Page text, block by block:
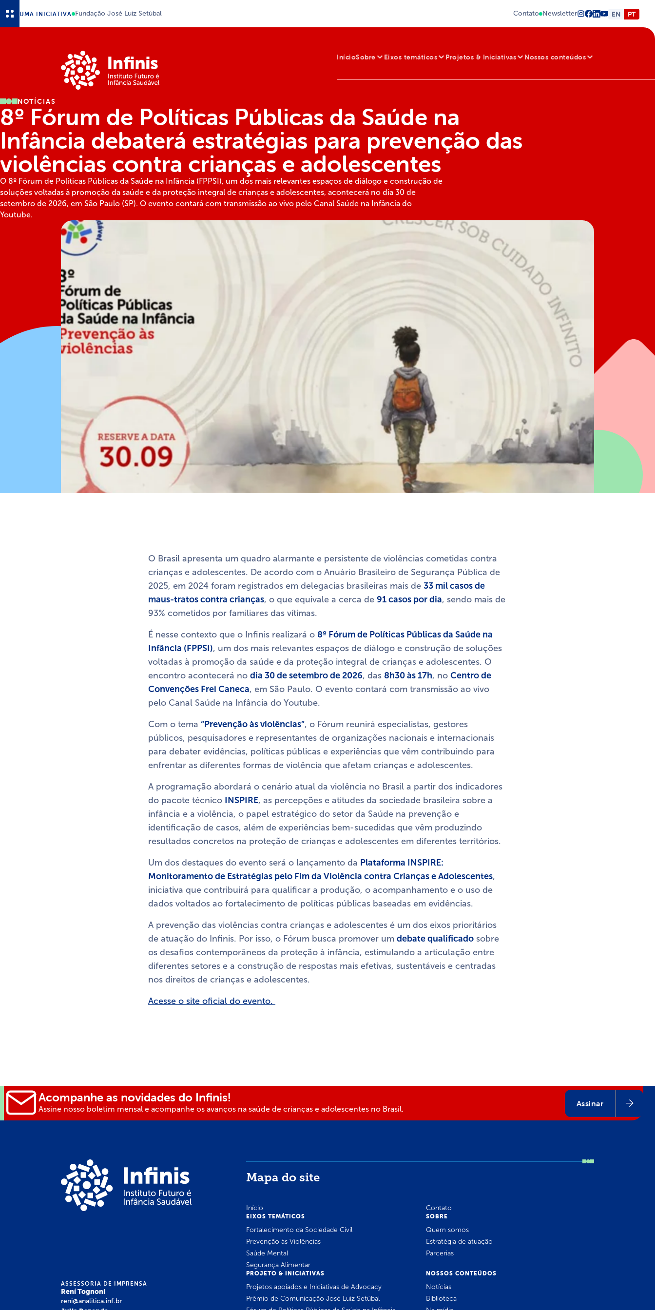
UMA INICIATIVA Fundação José Luiz Setúbal Contato Newsletter EN PT
InícioSobre Eixos temáticos Projetos & Iniciativas Nossos conteúdos
NOTÍCIAS
8º Fórum de Políticas Públicas da Saúde na
Infância debaterá estratégias para prevenção das
violências contra crianças e adolescentes
O 8º Fórum de Políticas Públicas da Saúde na Infância (FPPSI), um dos mais relevantes espaços de diálogo e construção de
soluções voltadas à promoção da saúde e da proteção integral de crianças e adolescentes, acontecerá no dia 30 de
setembro de 2026, em São Paulo (SP). O evento contará com transmissão ao vivo pelo Canal Saúde na Infância do
Youtube.
O Brasil apresenta um quadro alarmante e persistente de violências cometidas contra
crianças e adolescentes. De acordo com o Anuário Brasileiro de Segurança Pública de
2025, em 2024 foram registrados em delegacias brasileiras mais de 33 mil casos de
maus-tratos contra crianças, o que equivale a cerca de 91 casos por dia, sendo mais de
93% cometidos por familiares das vítimas.
É nesse contexto que o Infinis realizará o 8º Fórum de Políticas Públicas da Saúde na
Infância (FPPSI), um dos mais relevantes espaços de diálogo e construção de soluções
voltadas à promoção da saúde e da proteção integral de crianças e adolescentes. O
encontro acontecerá no dia 30 de setembro de 2026, das 8h30 às 17h, no Centro de
Convenções Frei Caneca, em São Paulo. O evento contará com transmissão ao vivo
pelo Canal Saúde na Infância do Youtube.
Com o tema “Prevenção às violências”, o Fórum reunirá especialistas, gestores
públicos, pesquisadores e representantes de organizações nacionais e internacionais
para debater evidências, políticas públicas e experiências que vêm contribuindo para
enfrentar as diferentes formas de violência que afetam crianças e adolescentes.
A programação abordará o cenário atual da violência no Brasil a partir dos indicadores
do pacote técnico
INSPIRE, as percepções e atitudes da sociedade brasileira sobre a
infância e a violência, o papel estratégico do setor da Saúde na prevenção e
identificação de casos, além de experiências bem-sucedidas que vêm produzindo
resultados concretos na proteção de crianças e adolescentes em diferentes territórios.
Um dos destaques do evento será o lançamento da Plataforma INSPIRE:
Monitoramento de Estratégias pelo Fim da Violência contra Crianças e Adolescentes,
iniciativa que contribuirá para qualificar a produção, o acompanhamento e o uso de
dados voltados ao fortalecimento de políticas públicas baseadas em evidências.
A prevenção das violências contra crianças e adolescentes é um dos eixos prioritários
de atuação do Infinis. Por isso, o Fórum busca promover um debate qualificado sobre
os desafios contemporâneos da proteção à infância, estimulando a articulação entre
diferentes setores e a construção de respostas mais efetivas, sustentáveis e centradas
nos direitos de crianças e adolescentes.
Acesse o site oficial do evento.
Acompanhe as novidades do Infinis!
Assine nosso boletim mensal e acompanhe os avanços na saúde de crianças e adolescentes no Brasil.
Assinar
ASSESSORIA DE IMPRENSA
Rení Tognoni
reni@analitica.inf.br
Mapa do site
Início
Contato
EIXOS TEMÁTICOS
Fortalecimento da Sociedade Civil
Prevenção às Violências
Saúde Mental
Segurança Alimentar
SOBRE
Quem somos
Estratégia de atuação
Parcerias
PROJETO & INICIATIVAS
Projetos apoiados e Iniciativas de Advocacy
Prêmio de Comunicação José Luiz Setúbal
NOSSOS CONTEÚDOS
Notícias
Biblioteca